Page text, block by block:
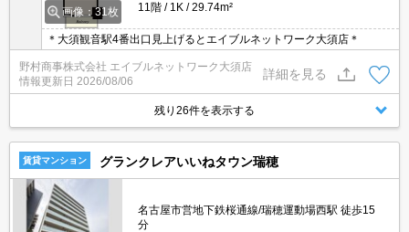
画像：31枚
11階
1K 29.74m²
＊大須観音駅4番出口見上げるとエイブルネットワーク大須店＊
野村商事株式会社 エイブルネットワーク大須店
情報更新日 2026/08/06
詳細を見る
残り26件を表示する
賃貸マンション グランクレアいいねタウン瑞穂
名古屋市営地下鉄桜通線/瑞穂運動場西駅 徒歩15
分